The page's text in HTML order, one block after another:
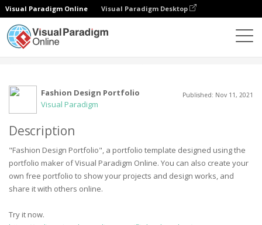
Visual Paradigm Online Visual Paradigm Desktop
Fashion Design Portfolio
Visual Paradigm
Published: Nov 11, 2021
Description
"Fashion Design Portfolio", a portfolio template designed using the
portfolio maker of Visual Paradigm Online. You can also create your
own free portfolio to show your projects and design works, and
share it with others online.
Try it now.